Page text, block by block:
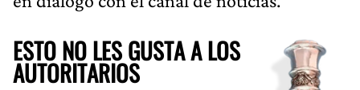
ESTO NO LES GUSTA A LOS
AUTORITARIOS